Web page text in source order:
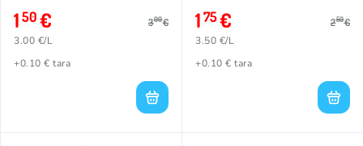
150€ 300€
3.00 €/L
+0.10 € tara
175€ 250€
3.50 €/L
+0.10 € tara